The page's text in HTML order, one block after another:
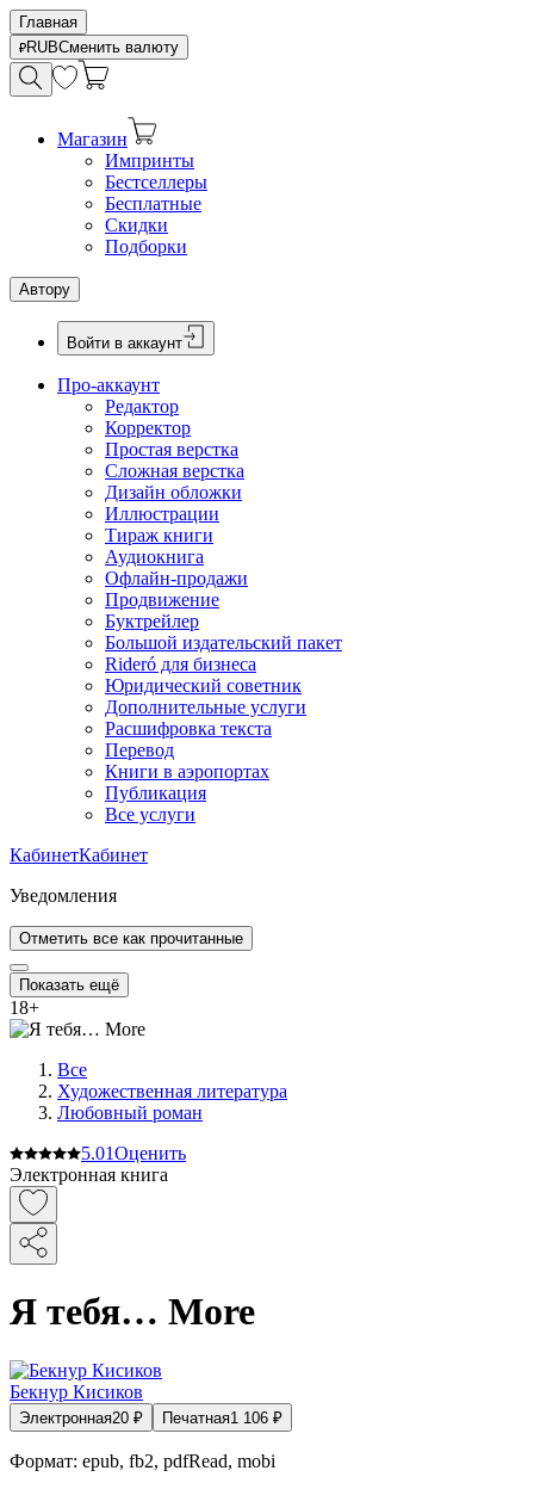
Главная
RUBСменить валюту
Магазин
Импринты
Бестселлеры
Бесплатные
Скидки
Подборки
Автору
Войти в аккаунт
Про-аккаунт
Редактор
Корректор
Простая верстка
Сложная верстка
Дизайн обложки
Иллюстрации
Тираж книги
Аудиокнига
Офлайн-продажи
Продвижение
Буктрейлер
Большой издательский пакет
Rideró для бизнеса
Юридический советник
Дополнительные услуги
Расшифровка текста
Перевод
Книги в аэропортах
Публикация
Все услуги
КабинетКабинет
Уведомления
Отметить все как прочитанные
Показать ещё
18+
Все
Художественная литература
Любовный роман
5.01Оценить
Электронная книга
Я тебя… More
Бекнур Кисиков
Электронная20 ₽ Печатная1 106 ₽
Формат: epub, fb2, pdfRead, mobi